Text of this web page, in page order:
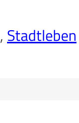
, Stadtleben